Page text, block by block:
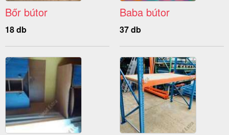
Bőr bútor
18 db
Baba bútor
37 db